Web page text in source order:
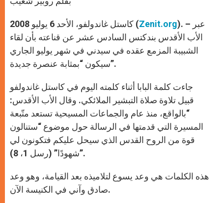
p e k
كاستل غاندولفو، الأحد 6 يوليو 2008 (Zenit.org). – عبر
الأب الأقدس بندكتس السادس عشر عن قناعته بأن لقاء
الشبيبة المزمع عقده في سيدني في شهر يوليو الجاري
سيكون “بمثابة عنصرة جديدة”.
جاءت كلمة البابا أثناء كلمته اليوم في كاستل غاندولفو
قبيل تلاوة صلاة التبشير الملائكي. وقال الأب الأقدس:
“بالواقع، منذ عام والجماعات المسيحية تستعد متّبعة
المسيرة التي قدمتها في الرسالة حول موضوع “ستنالون
قوة من الروح القدس الذي سيحل عليكم فتكونون لي
شهودًا” (رسل 1، 8)”.
هذه الكلمات هي وعد يسوع لتلاميذه بعد القيامة، وهو وعد
صادق وآني في الكنيسة الآن.